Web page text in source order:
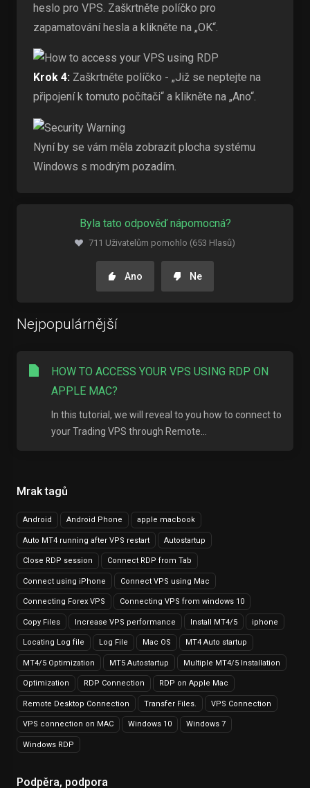
Mrak tagů
Android Android Phone apple macbook
Auto MT4 running after VPS restart Autostartup
Close RDP session Connect RDP from Tab
Connect using iPhone Connect VPS using Mac
Connecting Forex VPS Connecting VPS from windows 10
Copy Files Increase VPS performance Install MT4/5 iphone
Locating Log file Log File Mac OS MT4 Auto startup
MT4/5 Optimization MT5 Autostartup Multiple MT4/5 Installation
Optimization RDP Connection RDP on Apple Mac
Remote Desktop Connection Transfer Files. VPS Connection
VPS connection on MAC Windows 10 Windows 7
Windows RDP
Podpěra, podpora
heslo pro VPS. Zaškrtněte políčko pro
zapamatování hesla a klikněte na „OK“.
Krok 4: Zaškrtněte políčko - „Již se neptejte na
připojení k tomuto počítači“ a klikněte na „Ano“.
Nyní by se vám měla zobrazit plocha systému
Windows s modrým pozadím.
Byla tato odpověď nápomocná?
711 Uživatelům pomohlo (653 Hlasů)
Ano Ne
Nejpopulárnější
HOW TO ACCESS YOUR VPS USING RDP ON
APPLE MAC?
In this tutorial, we will reveal to you how to connect to
your Trading VPS through Remote...